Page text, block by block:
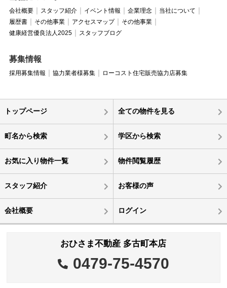
会社概要 スタッフ紹介 イベント情報 企業理念
当社について
履歴書
その他事業 アクセスマップ
その他事業
健康経営優良法人2025
スタッフブログ
募集情報
採用募集情報 協力業者様募集 ローコスト住宅販売協力店募集
トップページ 全ての物件を見る
町名から検索 学区から検索
お気に入り物件一覧 物件閲覧履歴
スタッフ紹介 お客様の声
会社概要 ログイン
おひさま不動産 多古町本店
0479-75-4570